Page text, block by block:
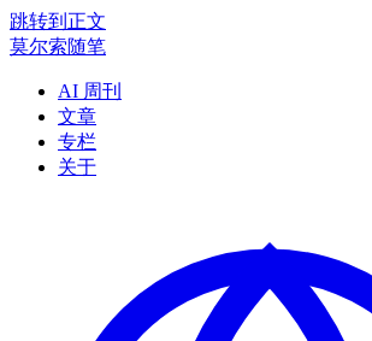
跳转到正文
莫尔索随笔
AI 周刊
文章
专栏
关于